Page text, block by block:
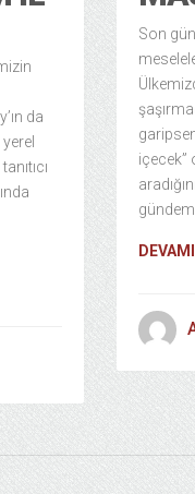
da
Son
içecek”
DEVAMI